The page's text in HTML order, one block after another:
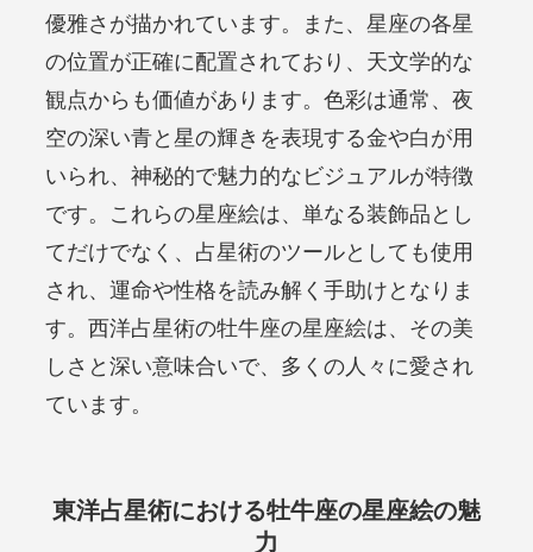
優雅さが描かれています。また、星座の各星
の位置が正確に配置されており、天文学的な
観点からも価値があります。色彩は通常、夜
空の深い青と星の輝きを表現する金や白が用
いられ、神秘的で魅力的なビジュアルが特徴
です。これらの星座絵は、単なる装飾品とし
てだけでなく、占星術のツールとしても使用
され、運命や性格を読み解く手助けとなりま
す。西洋占星術の牡牛座の星座絵は、その美
しさと深い意味合いで、多くの人々に愛され
ています。
東洋占星術における牡牛座の星座絵の魅
力